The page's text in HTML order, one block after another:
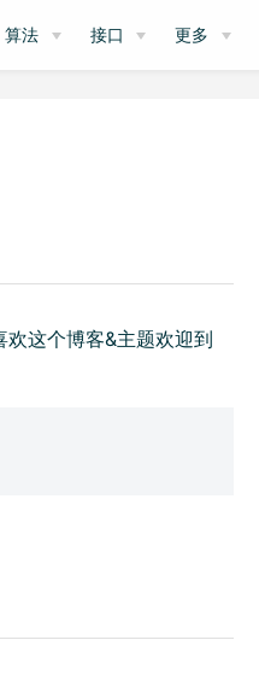
算法 接口 更多
这个博客&主题欢迎到